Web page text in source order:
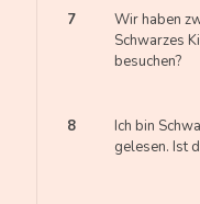
7
Wir haben
Schwarzes
besuchen?
8
Ich bin
gelesen. Ist